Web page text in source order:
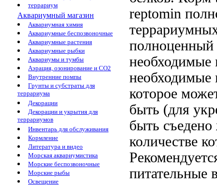
террариум
Аквариумный магазин
Аквариумная химия
Аквариумные беспозвоночные
Аквариумные растения
Аквариумные рыбки
Аквариумы и тумбы
Аэрация, озонирование и CO2
Внутренние помпы
Грунты и субстраты для
террариума
Декорации
Декорации и укрытия для
террариумов
Инвентарь для обслуживания
Кормление
Литература и видео
Морская аквариумистика
Морские беспозвоночные
Морские рыбы
Освещение
reptomin
полноценный
необходимые
необходимые
которое
быть (для
быть
количестве
питательные